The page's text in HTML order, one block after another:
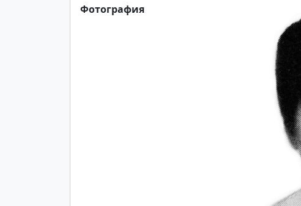
Фотография